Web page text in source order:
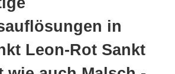
in
Leon-Rot Sankt